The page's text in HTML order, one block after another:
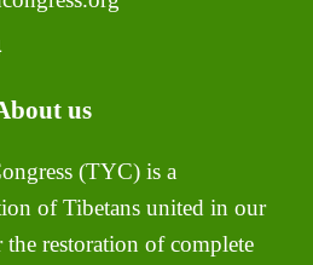
us
(TYC) is a
of Tibetans united in our
restoration of complete